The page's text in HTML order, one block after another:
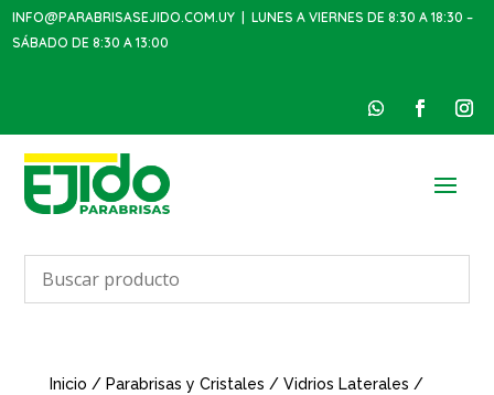
INFO@PARABRISASEJIDO.COM.UY | LUNES A VIERNES DE 8:30 A 18:30 –
SÁBADO DE 8:30 A 13:00
Inicio / Parabrisas y Cristales / Vidrios Laterales /